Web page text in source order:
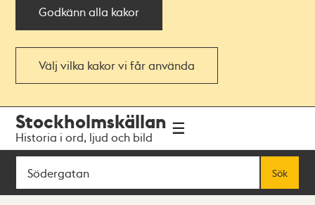
Godkänn alla kakor
Välj vilka kakor vi får använda
navigationen
huvudinnehållet
Stockholmskällan
Historia i ord, ljud och bild
Sök
Sök